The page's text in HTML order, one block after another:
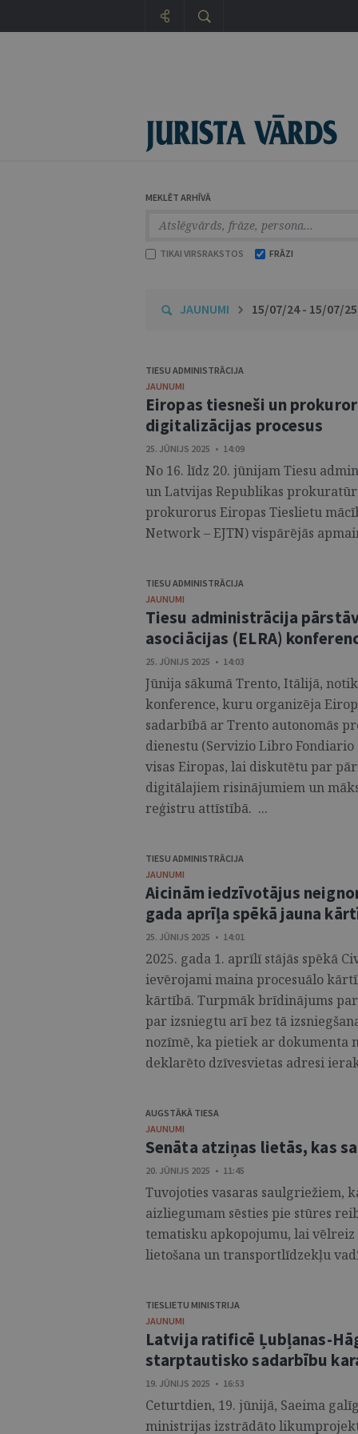
MEKLĒT ARHĪVĀ
TIKAI VIRSRAKSTOS FRĀZI
JAUNUMI 15/07/24 - 15/07/25
TIESU ADMINISTRĀCIJA
JAUNUMI
Eiropas tiesneši un
digitalizācijas procesus
25. JŪNIJS 2025 • 14:09
No 16. līdz 20. jūnijam Tiesu
un Latvijas Republikas
prokurorus Eiropas Tieslietu
Network – EJTN) vispārējās
TIESU ADMINISTRĀCIJA
JAUNUMI
Tiesu administrācija
asociācijas (ELRA)
25. JŪNIJS 2025 • 14:03
Jūnija sākumā Trento, Itālijā,
konference, kuru organizēja
sadarbībā ar Trento autonomās
dienestu (Servizio Libro Fondiario
visas Eiropas, lai diskutētu par
digitālajiem risinājumiem un
reģistru attīstībā. ...
TIESU ADMINISTRĀCIJA
JAUNUMI
Aicinām iedzīvotājus
gada aprīļa spēkā jauna
25. JŪNIJS 2025 • 14:01
2025. gada 1. aprīlī stājās spēkā
ievērojami maina procesuālo
kārtībā. Turpmāk brīdinājums
par izsniegtu arī bez tā
nozīmē, ka pietiek ar dokumenta
deklarēto dzīvesvietas adresi
AUGSTĀKĀ TIESA
JAUNUMI
Senāta atziņas lietās, kas
20. JŪNIJS 2025 • 11:45
Tuvojoties vasaras saulgriežiem,
aizliegumam sēsties pie stūres
tematisku apkopojumu, lai
lietošana un transportlīdzekļu
TIESLIETU MINISTRIJA
JAUNUMI
Latvija ratificē Ļubļanas-
starptautisko sadarbību
19. JŪNIJS 2025 • 16:53
Ceturtdien, 19. jūnijā, Saeima
ministrijas izstrādāto